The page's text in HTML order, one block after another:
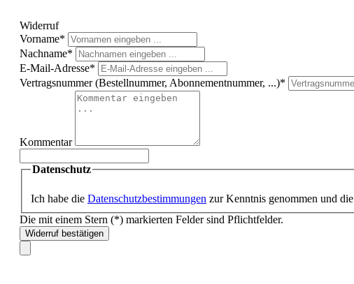
Widerruf
Vorname*
Nachname*
E-Mail-Adresse*
Vertragsnummer (Bestellnummer, Abonnementnummer, ...)*
Kommentar
Datenschutz
Ich habe die Datenschutzbestimmungen zur Kenntnis genommen und die
Die mit einem Stern (*) markierten Felder sind Pflichtfelder.
Widerruf bestätigen